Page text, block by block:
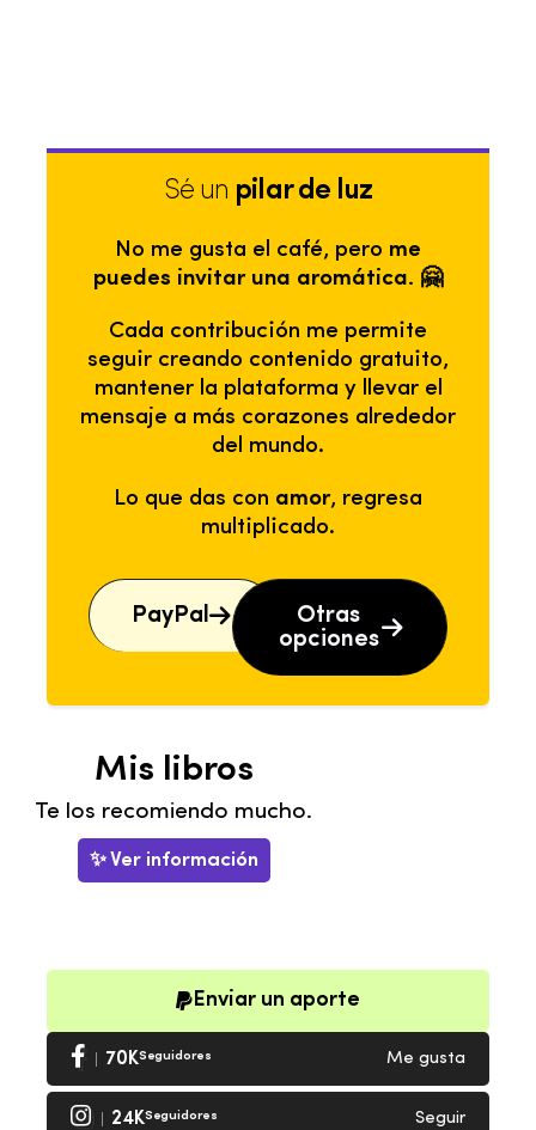
Sé un pilar de luz
No me gusta el café, pero me
puedes invitar una aromática. 🤗
Cada contribución me permite
seguir creando contenido gratuito,
mantener la plataforma y llevar el
mensaje a más corazones alrededor
del mundo.
Lo que das con amor, regresa
multiplicado.
PayPal
Otras
opciones
Mis libros
Te los recomiendo mucho.
✨ Ver información
Enviar un aporte
70KSeguidores Me gusta
24KSeguidores Seguir